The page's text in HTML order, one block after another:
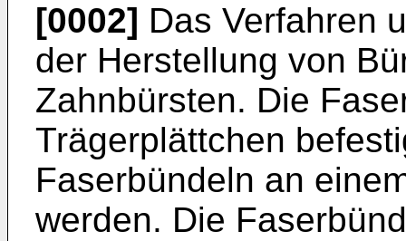
[0002] Das Verfahren
der Herstellung von
Zahnbürsten. Die
Trägerplättchen
Faserbündeln an
werden. Die